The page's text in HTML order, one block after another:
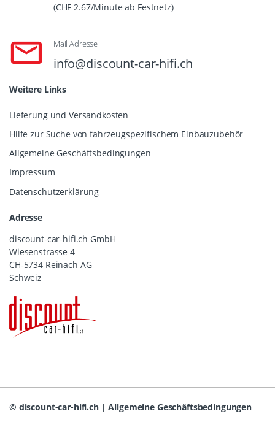
(CHF 2.67/Minute ab Festnetz)
Mail Adresse
info@discount-car-hifi.ch
Weitere Links
Lieferung und Versandkosten
Hilfe zur Suche von fahrzeugspezifischem Einbauzubehör
Allgemeine Geschäftsbedingungen
Impressum
Datenschutzerklärung
Adresse
discount-car-hifi.ch GmbH
Wiesenstrasse 4
CH-5734 Reinach AG
Schweiz
© discount-car-hifi.ch|Allgemeine Geschäftsbedingungen